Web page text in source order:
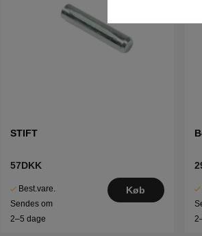
STIFT
57DKK
Best.vare.
Sendes om
2–5 dage
Køb